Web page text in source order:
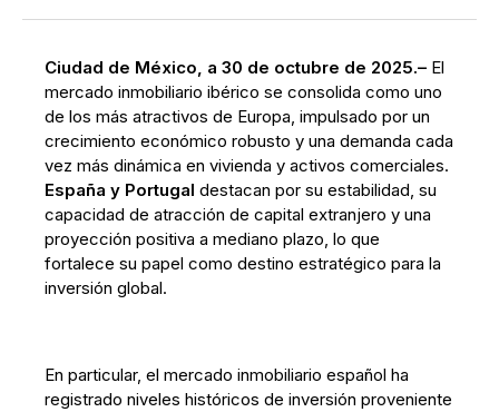
Facebook
Pinterest
LinkedInWhatsApp
Email
Ciudad de México, a 30 de octubre de 2025.– El
mercado inmobiliario ibérico se consolida como uno
de los más atractivos de Europa, impulsado por un
crecimiento económico robusto y una demanda cada
vez más dinámica en vivienda y activos comerciales.
España y Portugal destacan por su estabilidad, su
capacidad de atracción de capital extranjero y una
proyección positiva a mediano plazo, lo que
fortalece su papel como destino estratégico para la
inversión global.
En particular, el mercado inmobiliario español ha
registrado niveles históricos de inversión proveniente